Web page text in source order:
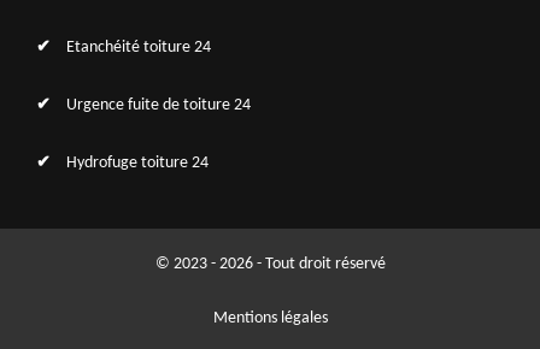
Etanchéité toiture 24
Urgence fuite de toiture 24
Hydrofuge toiture 24
© 2023 - 2026 - Tout droit réservé
Mentions légales